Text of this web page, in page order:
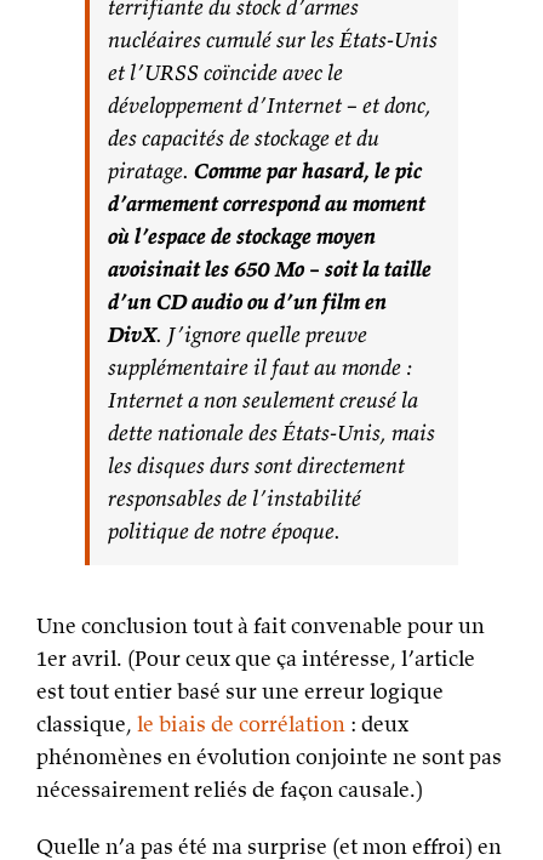
terrifiante du stock d’armes
nucléaires cumulé sur les États-Unis
et l’URSS coïncide avec le
développement d’Internet – et donc,
des capacités de stockage et du
piratage. Comme par hasard, le pic
d’armement correspond au moment
où l’espace de stockage moyen
avoisinait les 650 Mo – soit la taille
d’un CD audio ou d’un film en
DivX. J’ignore quelle preuve
supplémentaire il faut au monde :
Internet a non seulement creusé la
dette nationale des États-Unis, mais
les disques durs sont directement
responsables de l’instabilité
politique de notre époque.
Une conclusion tout à fait convenable pour un
1er avril. (Pour ceux que ça intéresse, l’article
est tout entier basé sur une erreur logique
classique, le biais de corrélation : deux
phénomènes en évolution conjointe ne sont pas
nécessairement reliés de façon causale.)
Quelle n’a pas été ma surprise (et mon effroi) en